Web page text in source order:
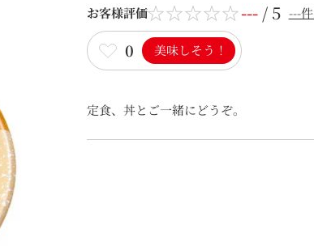
お客様評価 --- / 5 ---
0 美味しそう！
定食、丼とご一緒にどうぞ。